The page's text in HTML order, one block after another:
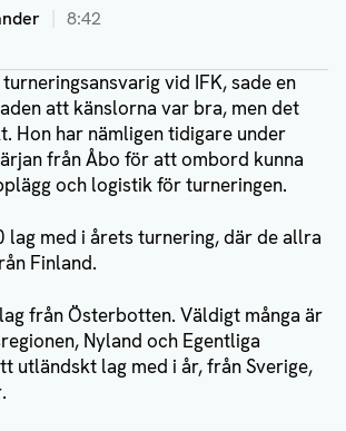
8:42
vid IFK, sade en
att känslorna var bra, men det
Hon har nämligen tidigare under
från Åbo för att ombord kunna
och logistik för turneringen.
lag med i årets turnering, där de allra
Finland.
från Österbotten. Väldigt många är
Nyland och Egentliga
utländskt lag med i år, från Sverige,